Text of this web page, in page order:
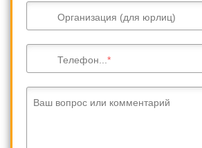
Организация (для юрлиц)
Телефон...
Ваш вопрос или комментарий